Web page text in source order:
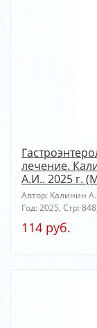
лечение.
А.И.. 2025 г.
Автор: Калинин
Год: 2025, Стр:
114 руб.